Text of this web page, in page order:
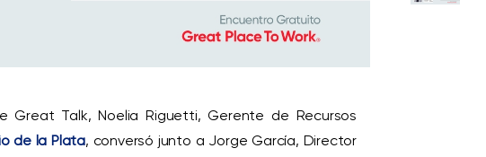
Great Talk, Noelia Riguetti, Gerente de Recursos
de la Plata, conversó junto a Jorge García, Director